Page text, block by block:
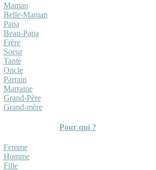
Maman
Belle-Maman
Papa
Beau-Papa
Frère
Soeur
Tante
Oncle
Parrain
Marraine
Grand-Père
Grand-mère
Pour qui ?
Femme
Homme
Fille